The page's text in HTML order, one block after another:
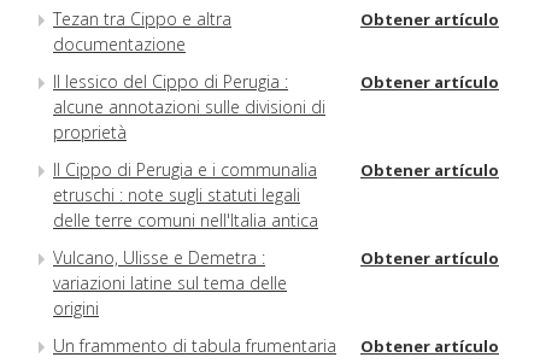
Tezan tra Cippo e altra
documentazione
Obtener artículo
Il lessico del Cippo di Perugia :
alcune annotazioni sulle divisioni di
proprietà
Obtener artículo
Il Cippo di Perugia e i communalia
etruschi : note sugli statuti legali
delle terre comuni nell'Italia antica
Obtener artículo
Vulcano, Ulisse e Demetra :
variazioni latine sul tema delle
origini
Obtener artículo
Un frammento di tabula frumentaria
Obtener artículo